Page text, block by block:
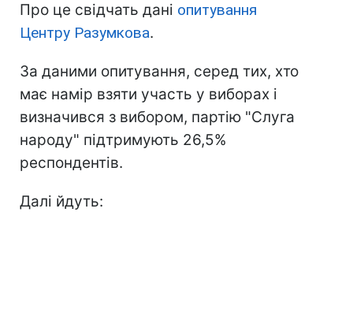
Про це свідчать дані опитування
Центру Разумкова.
За даними опитування, серед тих, хто
має намір взяти участь у виборах і
визначився з вибором, партію "Слуга
народу" підтримують 26,5%
респондентів.
Далі йдуть: